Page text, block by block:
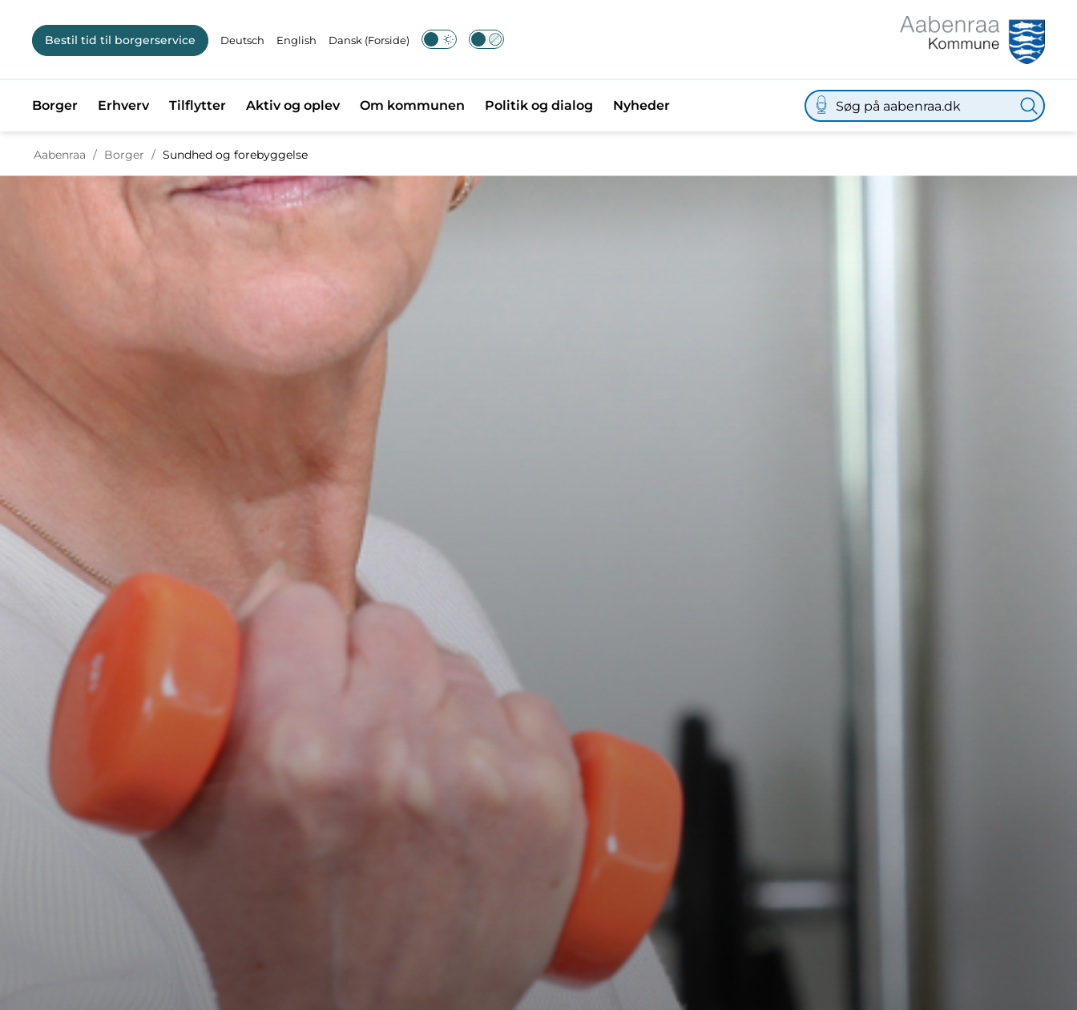
Bestil tid til borgerservice Deutsch English Dansk (Forside)
Borger Erhverv Tilflytter Aktiv og oplev Om kommunen Politik og dialog Nyheder
Aabenraa / Tilbage til
Borger / Sundhed og forebyggelse